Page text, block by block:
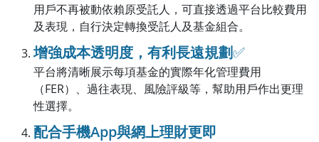
用戶不再被動依賴原受託人，可直接透過平台比較費用
及表現，自行決定轉換受託人及基金組合。
增強成本透明度，有利長遠規劃✅
平台將清晰展示每項基金的實際年化管理費用
（FER）、過往表現、風險評級等，幫助用戶作出更理
性選擇。
配合手機App與網上理財更即